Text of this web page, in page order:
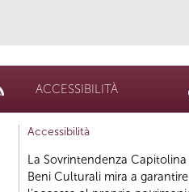
ACCESSIBILITÀ
Accessibilità
La Sovrintendenza Capitolina
Beni Culturali mira a garantire